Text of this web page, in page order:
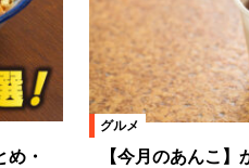
め・
グルメ
【今月のあんこ